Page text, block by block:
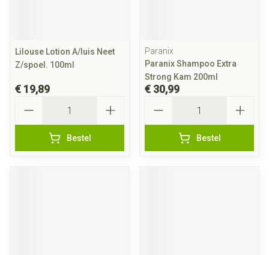
Lilouse Lotion A/luis Neet
Z/spoel. 100ml
€ 19,89
Bestel
Paranix
Paranix Shampoo Extra
Strong Kam 200ml
€ 30,99
Bestel